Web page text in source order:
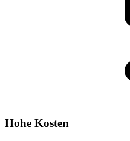
Hohe Kosten